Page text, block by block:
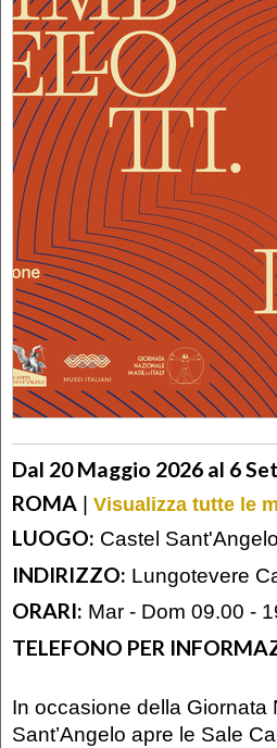
Dal 20 Maggio 2026 al 6
ROMA | Visualizza tutte le
LUOGO: Castel Sant'Angelo
INDIRIZZO: Lungotevere
ORARI: Mar - Dom 09.00 -
TELEFONO PER
In occasione della
Sant’Angelo apre le Sale